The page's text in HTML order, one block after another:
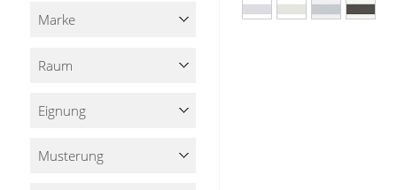
Stoffe
Marke
Raum
Eignung
Musterung